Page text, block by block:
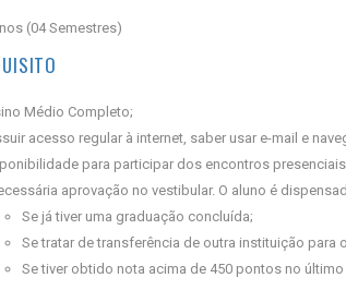
(04 Semestres)
Médio Completo;
acesso regular à internet, saber usar e-mail e
para participar dos encontros
aprovação no vestibular. O aluno é
Se já tiver uma graduação concluída;
Se tratar de transferência de outra instituição para
Se tiver obtido nota acima de 450 pontos no último